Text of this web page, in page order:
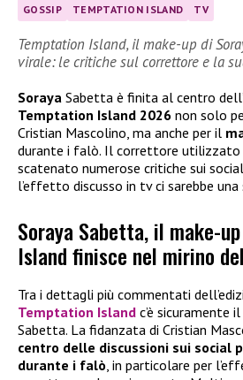
GOSSIP TEMPTATION ISLAND TV
Temptation Island, il make-up di
virale: le critiche sul correttore e la
Soraya Sabetta è finita al centro
Temptation Island 2026 non solo
Cristian Mascolino, ma anche per il
durante i falò. Il correttore utilizzato
scatenato numerose critiche sui
l’effetto discusso in tv ci sarebbe una
Soraya Sabetta, il make-
Island finisce nel mirino
Tra i dettagli più commentati
Temptation Island c’è sicuramente
Sabetta. La fidanzata di Cristian
centro delle discussioni sui social
durante i falò , in particolare per